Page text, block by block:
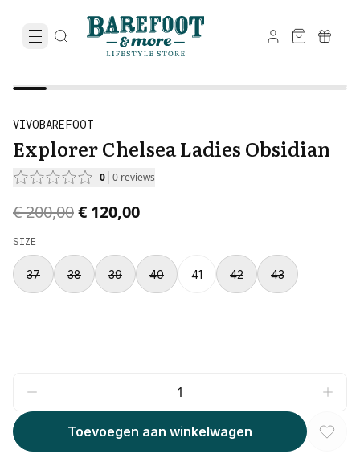
VIVOBAREFOOT
Explorer Chelsea Ladies Obsidian
0 0 reviews
Original price was € 200,00.
€ 200,00Current price is € 120,00.
€ 120,00
SIZE
37 38 39 40 41 42 43
Toevoegen aan winkelwagen